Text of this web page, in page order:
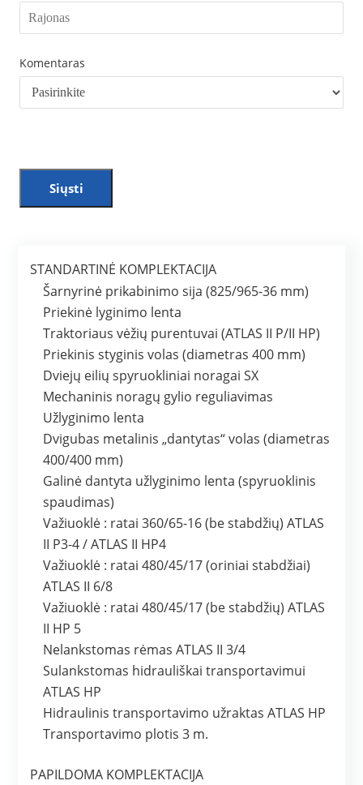
Komentaras
Siųsti
STANDARTINĖ KOMPLEKTACIJA
Šarnyrinė prikabinimo sija (825/965-36 mm)
Priekinė lyginimo lenta
Traktoriaus vėžių purentuvai (ATLAS II P/II HP)
Priekinis styginis volas (diametras 400 mm)
Dviejų eilių spyruokliniai noragai SX
Mechaninis noragų gylio reguliavimas
Užlyginimo lenta
Dvigubas metalinis „dantytas“ volas (diametras
400/400 mm)
Galinė dantyta užlyginimo lenta (spyruoklinis
spaudimas)
Važiuoklė : ratai 360/65-16 (be stabdžių) ATLAS
II P3-4 / ATLAS II HP4
Važiuoklė : ratai 480/45/17 (oriniai stabdžiai)
ATLAS II 6/8
Važiuoklė : ratai 480/45/17 (be stabdžių) ATLAS
II HP 5
Nelankstomas rėmas ATLAS II 3/4
Sulankstomas hidrauliškai transportavimui
ATLAS HP
Hidraulinis transportavimo užraktas ATLAS HP
Transportavimo plotis 3 m.
PAPILDOMA KOMPLEKTACIJA